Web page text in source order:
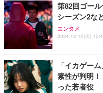
第82回ゴー
シーズン2な
エンタメ
2024.12.10(火)
「イカゲー
素性が判明
った若者役